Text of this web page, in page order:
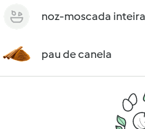
noz-moscada inteira
pau de canela